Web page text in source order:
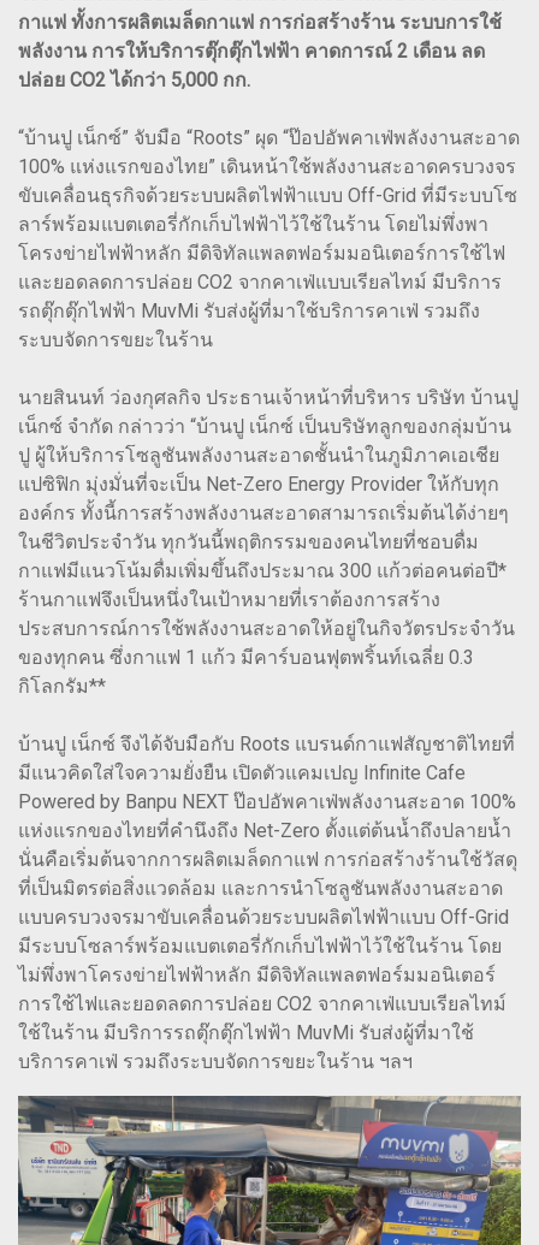
กาแฟ ทั้งการผลิตเมล็ดกาแฟ การก่อสร้างร้าน ระบบการใช้
พลังงาน การให้บริการตุ๊กตุ๊กไฟฟ้า คาดการณ์ 2 เดือน ลด
ปล่อย CO2 ได้กว่า 5,000 กก.
“บ้านปู เน็กซ์” จับมือ “Roots” ผุด “ป๊อปอัพคาเฟ่พลังงานสะอาด
100% แห่งแรกของไทย” เดินหน้าใช้พลังงานสะอาดครบวงจร
ขับเคลื่อนธุรกิจด้วยระบบผลิตไฟฟ้าแบบ Off-Grid ที่มีระบบโซ
ลาร์พร้อมแบตเตอรี่กักเก็บไฟฟ้าไว้ใช้ในร้าน โดยไม่พึ่งพา
โครงข่ายไฟฟ้าหลัก มีดิจิทัลแพลตฟอร์มมอนิเตอร์การใช้ไฟ
และยอดลดการปล่อย CO2 จากคาเฟ่แบบเรียลไทม์ มีบริการ
รถตุ๊กตุ๊กไฟฟ้า MuvMi รับส่งผู้ที่มาใช้บริการคาเฟ่ รวมถึง
ระบบจัดการขยะในร้าน
นายสินนท์ ว่องกุศลกิจ ประธานเจ้าหน้าที่บริหาร บริษัท บ้านปู
เน็กซ์ จำกัด กล่าวว่า “บ้านปู เน็กซ์ เป็นบริษัทลูกของกลุ่มบ้าน
ปู ผู้ให้บริการโซลูชันพลังงานสะอาดชั้นนำในภูมิภาคเอเชีย
แปซิฟิก มุ่งมั่นที่จะเป็น Net-Zero Energy Provider ให้กับทุก
องค์กร ทั้งนี้การสร้างพลังงานสะอาดสามารถเริ่มต้นได้ง่ายๆ
ในชีวิตประจำวัน ทุกวันนี้พฤติกรรมของคนไทยที่ชอบดื่ม
กาแฟมีแนวโน้มดื่มเพิ่มขึ้นถึงประมาณ 300 แก้วต่อคนต่อปี*
ร้านกาแฟจึงเป็นหนึ่งในเป้าหมายที่เราต้องการสร้าง
ประสบการณ์การใช้พลังงานสะอาดให้อยู่ในกิจวัตรประจำวัน
ของทุกคน ซึ่งกาแฟ 1 แก้ว มีคาร์บอนฟุตพริ้นท์เฉลี่ย 0.3
กิโลกรัม**
บ้านปู เน็กซ์ จึงได้จับมือกับ Roots แบรนด์กาแฟสัญชาติไทยที่
มีแนวคิดใส่ใจความยั่งยืน เปิดตัวแคมเปญ Infinite Cafe
Powered by Banpu NEXT ป๊อปอัพคาเฟ่พลังงานสะอาด 100%
แห่งแรกของไทยที่คำนึงถึง Net-Zero ตั้งแต่ต้นน้ำถึงปลายน้ำ
นั่นคือเริ่มต้นจากการผลิตเมล็ดกาแฟ การก่อสร้างร้านใช้วัสดุ
ที่เป็นมิตรต่อสิ่งแวดล้อม และการนำโซลูชันพลังงานสะอาด
แบบครบวงจรมาขับเคลื่อนด้วยระบบผลิตไฟฟ้าแบบ Off-Grid
มีระบบโซลาร์พร้อมแบตเตอรี่กักเก็บไฟฟ้าไว้ใช้ในร้าน โดย
ไม่พึ่งพาโครงข่ายไฟฟ้าหลัก มีดิจิทัลแพลตฟอร์มมอนิเตอร์
การใช้ไฟและยอดลดการปล่อย CO2 จากคาเฟ่แบบเรียลไทม์
ใช้ในร้าน มีบริการรถตุ๊กตุ๊กไฟฟ้า MuvMi รับส่งผู้ที่มาใช้
บริการคาเฟ่ รวมถึงระบบจัดการขยะในร้าน ฯลฯ